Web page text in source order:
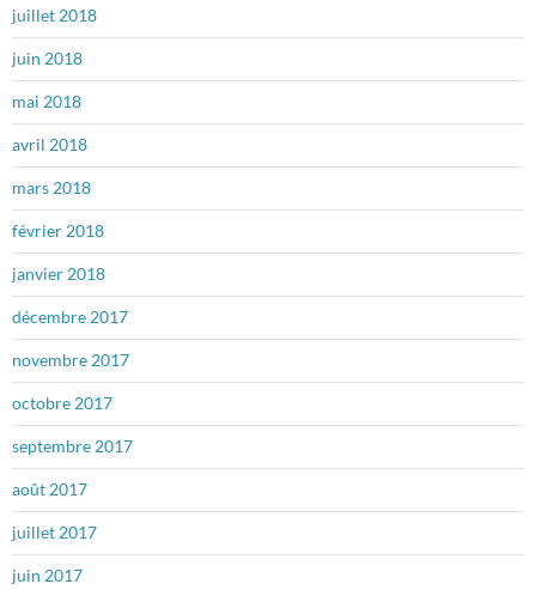
juillet 2018
juin 2018
mai 2018
avril 2018
mars 2018
février 2018
janvier 2018
décembre 2017
novembre 2017
octobre 2017
septembre 2017
août 2017
juillet 2017
juin 2017